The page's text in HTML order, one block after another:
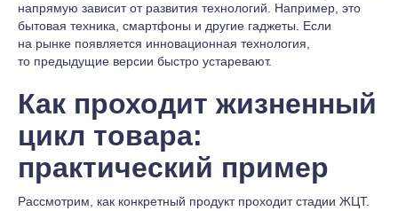
напрямую зависит от развития технологий. Например, это
бытовая техника, смартфоны и другие гаджеты. Если
на рынке появляется инновационная технология,
то предыдущие версии быстро устаревают.
Как проходит жизненный
цикл товара:
практический пример
Рассмотрим, как конкретный продукт проходит стадии ЖЦТ.